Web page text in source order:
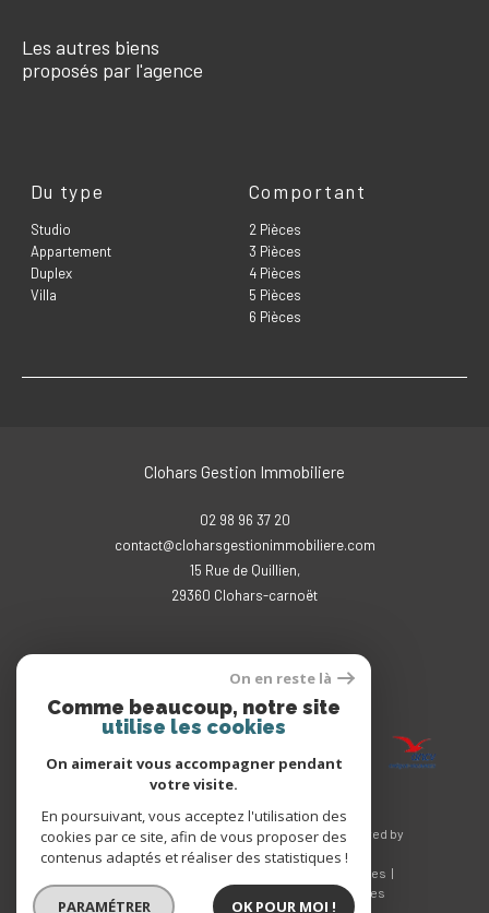
Les autres biens
proposés par l'agence
Du type
Studio
Appartement
Duplex
Villa
Comportant
2 Pièces
3 Pièces
4 Pièces
5 Pièces
6 Pièces
Clohars Gestion Immobiliere
02 98 96 37 20
contact@cloharsgestionimmobiliere.com
15 Rue de Quillien,
29360
clohars-carnoët
Adhérents
© 2026 | Tous droits réservés | Traduction powered by
Google |
Mentions légales
Nos liens Cookies
On en reste là
Comme beaucoup, notre site
utilise les cookies
On aimerait vous accompagner pendant
votre visite.
En poursuivant, vous acceptez l'utilisation des
cookies par ce site, afin de vous proposer des
contenus adaptés et réaliser des statistiques !
PARAMÉTRER OK POUR MOI !